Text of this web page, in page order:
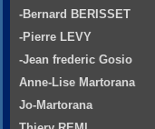
-Bernard BERISSET
-Pierre LEVY
-Jean frederic Gosio
Anne-Lise Martorana
Jo-Martorana